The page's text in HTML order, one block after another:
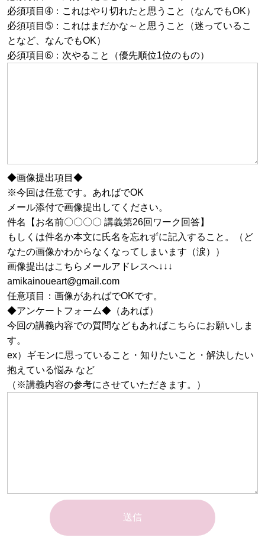
必須項目➃：これはやり切れたと思うこと（なんでもOK）
必須項目➄：これはまだかな～と思うこと（迷っているこ
となど、なんでもOK）
必須項目➅：次やること（優先順位1位のもの）
◆画像提出項目◆
※今回は任意です。あればでOK
メール添付で画像提出してください。
件名【お名前〇〇〇〇 講義第26回ワーク回答】
もしくは件名か本文に氏名を忘れずに記入すること。（ど
なたの画像かわからなくなってしまいます（涙））
画像提出はこちらメールアドレスへ↓↓↓
amikainoueart@gmail.com
任意項目：画像があればでOKです。
◆アンケートフォーム◆（あれば）
今回の講義内容での質問などもあればこちらにお願いしま
す。
ex）ギモンに思っていること・知りたいこと・解決したい
抱えている悩み など
（※講義内容の参考にさせていただきます。）